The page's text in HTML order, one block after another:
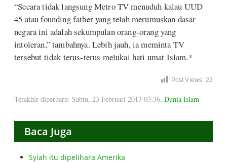
“Secara tidak langsung Metro TV menuduh kalau UUD
45 atau founding father yang telah merumuskan dasar
negara ini adalah sekumpulan orang-orang yang
intoleran,” tambahnya. Lebih jauh, ia meminta TV
tersebut tidak terus-terus melukai hati umat Islam.*
Post Views: 22
Terakhir diperbaru: Sabtu, 23 Februari 2013 03:36, Dunia Islam
Baca Juga
Syiah itu dipelihara Amerika